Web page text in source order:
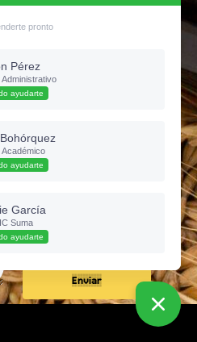
Enviar
pronto
Pérez
Administrativo
ayudarte
Académico
ayudarte
García
Suma
ayudarte